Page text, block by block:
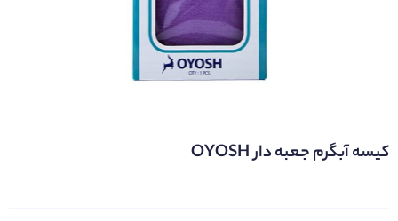
کیسه آبگرم جعبه دار OYOSH